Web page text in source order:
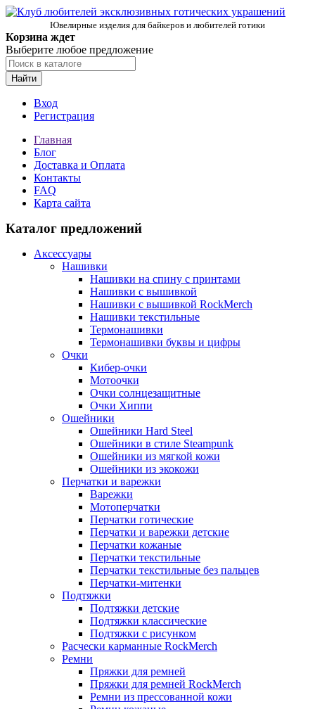
Ювелирные изделия для байкеров и любителей готики
Корзина ждет
Выберите любое предложение
Найти
Вход
Регистрация
Главная
Блог
Доставка и Оплата
Контакты
FAQ
Карта сайта
Каталог предложений
Аксессуары
Нашивки
Нашивки на спину с принтами
Нашивки с вышивкой
Нашивки с вышивкой RockMerch
Нашивки текстильные
Термонашивки
Термонашивки буквы и цифры
Очки
Кибер-очки
Мотоочки
Очки солнцезащитные
Очки Хиппи
Ошейники
Ошейники Hard Steel
Ошейники в стиле Steampunk
Ошейники из мягкой кожи
Ошейники из экокожи
Перчатки и варежки
Варежки
Мотоперчатки
Перчатки готические
Перчатки и варежки детские
Перчатки кожаные
Перчатки текстильные
Перчатки текстильные без пальцев
Перчатки-митенки
Подтяжки
Подтяжки детские
Подтяжки классические
Подтяжки с рисунком
Расчески карманные RockMerch
Ремни
Пряжки для ремней
Пряжки для ремней RockMerch
Ремни из прессованной кожи